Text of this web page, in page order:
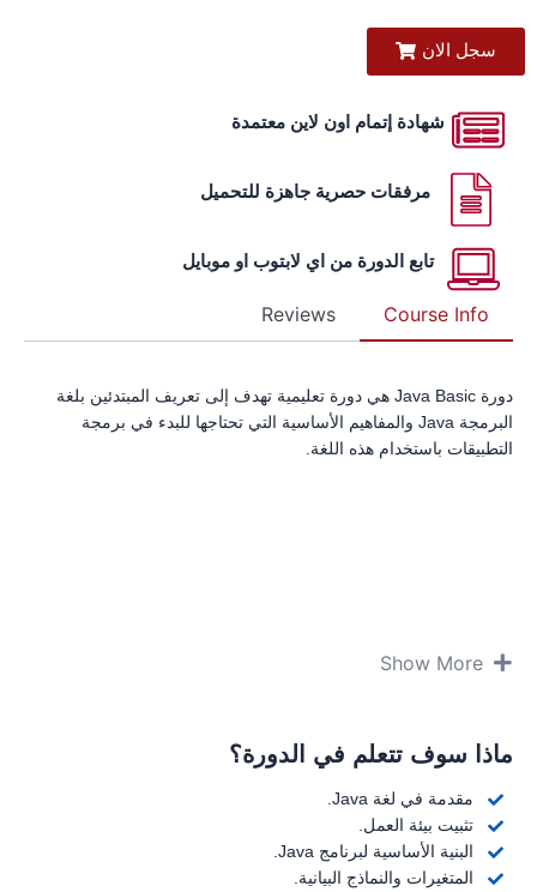
سجل الان
شهادة إتمام اون لاين معتمدة
مرفقات حصرية جاهزة للتحميل
تابع الدورة من اي لابتوب او موبايل
Course Info
Reviews
دورة Java Basic هي دورة تعليمية تهدف إلى تعريف المبتدئين بلغة
البرمجة Java والمفاهيم الأساسية التي تحتاجها للبدء في برمجة
التطبيقات باستخدام هذه اللغة.
Show More
ماذا سوف تتعلم في الدورة؟
مقدمة في لغة Java.
تثبيت بيئة العمل.
البنية الأساسية لبرنامج Java.
المتغيرات والنماذج البيانية.